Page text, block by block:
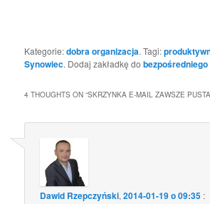
Kategorie:dobra organizacja. Tagi:
Synowiec. Dodaj zakładkę do
4 THOUGHTS ON “SKRZYNKA E-MAIL ZAWSZE PUSTA
Dawid Rzepczyński,2014-01-19 o 09:35 :